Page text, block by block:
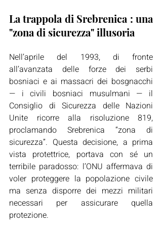
La trappola di Srebrenica : una
"zona di sicurezza" illusoria
Nell’aprile del 1993, di fronte
all’avanzata delle forze dei serbi
bosniaci e ai massacri dei bosgnacchi
— i civili bosniaci musulmani — il
Consiglio di Sicurezza delle Nazioni
Unite ricorre alla risoluzione 819,
proclamando Srebrenica “zona di
sicurezza”. Questa decisione, a prima
vista protettrice, portava con sé un
terribile paradosso: l’ONU affermava di
voler proteggere la popolazione civile
ma senza disporre dei mezzi militari
necessari per assicurare quella
protezione.